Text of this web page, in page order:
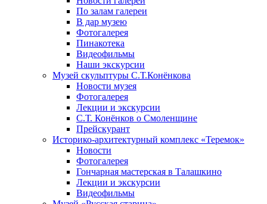
По залам галереи
В дар музею
Фотогалерея
Пинакотека
Видеофильмы
Наши экскурсии
Музей скульптуры С.Т.Конёнкова
Новости музея
Фотогалерея
Лекции и экскурсии
С.Т. Конёнков о Смоленщине
Прейскурант
Историко-архитектурный комплекс «Теремок»
Новости
Фотогалерея
Гончарная мастерская в Талашкино
Лекции и экскурсии
Видеофильмы